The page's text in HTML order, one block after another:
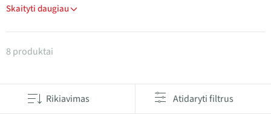
Skaityti daugiau
Produktai kategorijoje Dropper balnelio laikiklio
8 produktai
Rikiavimas Atidaryti filtrus